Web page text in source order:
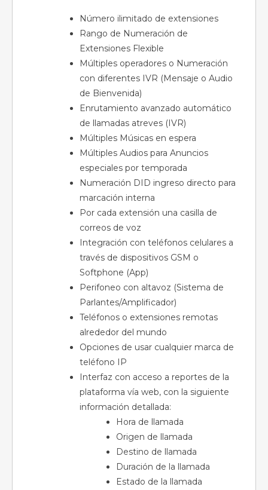
Número ilimitado de extensiones
Rango de Numeración de
Extensiones Flexible
Múltiples operadores o Numeración
con diferentes IVR (Mensaje o Audio
de Bienvenida)
Enrutamiento avanzado automático
de llamadas atreves (IVR)
Múltiples Músicas en espera
Múltiples Audios para Anuncios
especiales por temporada
Numeración DID ingreso directo para
marcación interna
Por cada extensión una casilla de
correos de voz
Integración con teléfonos celulares a
través de dispositivos GSM o
Softphone (App)
Perifoneo con altavoz (Sistema de
Parlantes/Amplificador)
Teléfonos o extensiones remotas
alrededor del mundo
Opciones de usar cualquier marca de
teléfono IP
Interfaz con acceso a reportes de la
plataforma vía web, con la siguiente
información detallada:
Hora de llamada
Origen de llamada
Destino de llamada
Duración de la llamada
Estado de la llamada